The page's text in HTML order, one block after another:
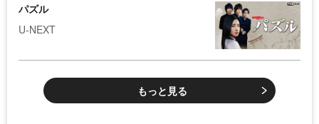
パズル
U-NEXT
もっと見る